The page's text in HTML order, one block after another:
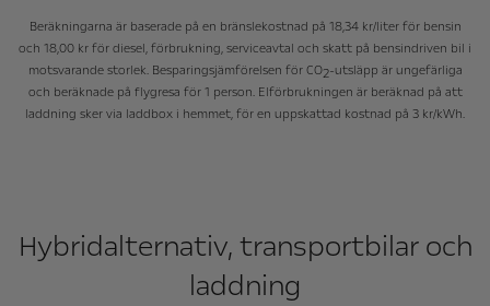
Beräkningarna är baserade på en bränslekostnad på 18,34 kr/liter för bensin
och 18,00 kr för diesel, förbrukning, serviceavtal och skatt på bensindriven bil i
motsvarande storlek. Besparingsjämförelsen för CO2-utsläpp är ungefärliga
och beräknade på flygresa för 1 person. Elförbrukningen är beräknad på att
laddning sker via laddbox i hemmet, för en uppskattad kostnad på 3 kr/kWh.
Hybridalternativ, transportbilar och
laddning